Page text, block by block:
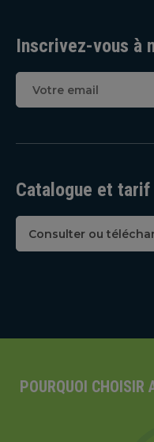
Inscrivez-vous à
Catalogue et tarif
Consulter ou
POURQUOI CHOISIR